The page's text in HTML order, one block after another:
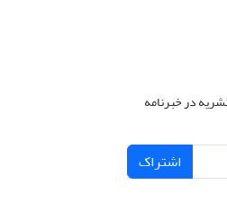
در خبرنامه
اشتراک